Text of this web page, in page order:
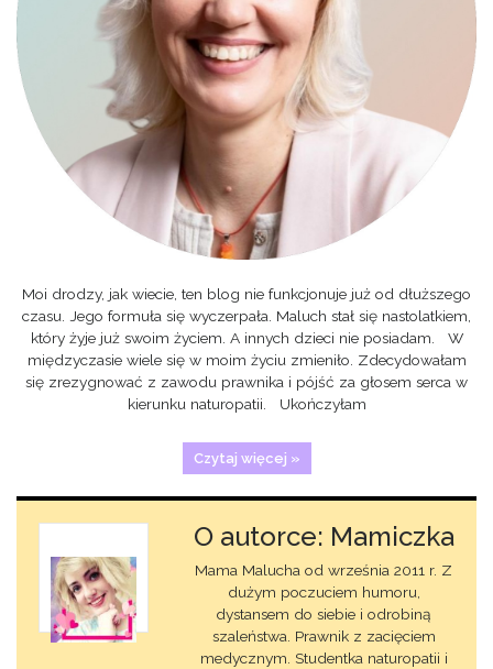
Moi drodzy, jak wiecie, ten blog nie funkcjonuje już od dłuższego
czasu. Jego formuła się wyczerpała. Maluch stał się nastolatkiem,
który żyje już swoim życiem. A innych dzieci nie posiadam. W
międzyczasie wiele się w moim życiu zmieniło. Zdecydowałam
się zrezygnować z zawodu prawnika i pójść za głosem serca w
kierunku naturopatii. Ukończyłam
Czytaj więcej »
O autorce: Mamiczka
Mama Malucha od września 2011 r. Z
dużym poczuciem humoru,
dystansem do siebie i odrobiną
szaleństwa. Prawnik z zacięciem
medycznym. Studentka naturopatii i